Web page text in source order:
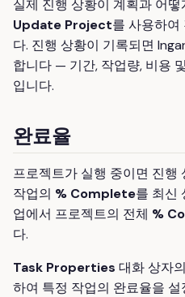
실제 진행 상황이 계획과 어
Update Project를 사용하여
다. 진행 상황이 기록되면
합니다 — 기간, 작업량, 비용
입니다.
완료율
프로젝트가 실행 중이면 진행
작업의 % Complete를 최신
업에서 프로젝트의 전체 %
다.
Task Properties 대화 상자의
하여 특정 작업의 완료율을